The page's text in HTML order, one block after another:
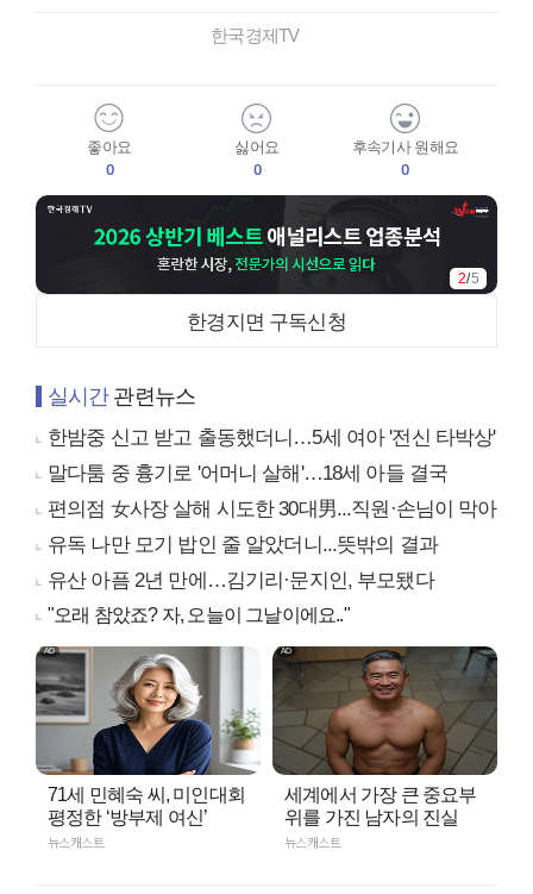
한국경제TV
좋아요
0
싫어요
0
후속기사 원해요
0
3/5
한경지면 구독신청
실시간관련뉴스
한밤중 신고 받고 출동했더니…5세 여아 '전신 타박상'
말다툼 중 흉기로 '어머니 살해'…18세 아들 결국
편의점 女사장 살해 시도한 30대男...직원·손님이 막아
유독 나만 모기 밥인 줄 알았더니...뜻밖의 결과
유산 아픔 2년 만에…김기리·문지인, 부모됐다
"오래 참았죠? 자, 오늘이 그날이에요.."
71세 민혜숙 씨, 미인대회
평정한 ‘방부제 여신’
뉴스캐스트
세계에서 가장 큰 중요부
위를 가진 남자의 진실
뉴스캐스트